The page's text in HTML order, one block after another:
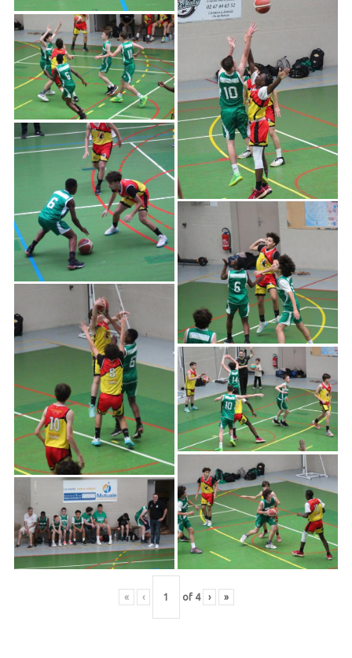
« ‹ of 4 › »